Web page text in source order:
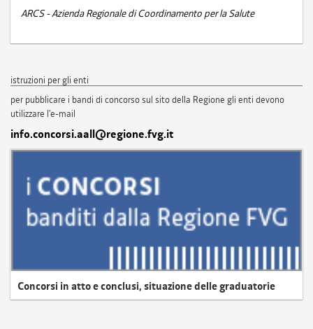
ARCS - Azienda Regionale di Coordinamento per la Salute
istruzioni per gli enti
per pubblicare i bandi di concorso sul sito della Regione gli enti devono
utilizzare l'e-mail
info.concorsi.aall@regione.fvg.it
Concorsi in atto e conclusi, situazione delle graduatorie